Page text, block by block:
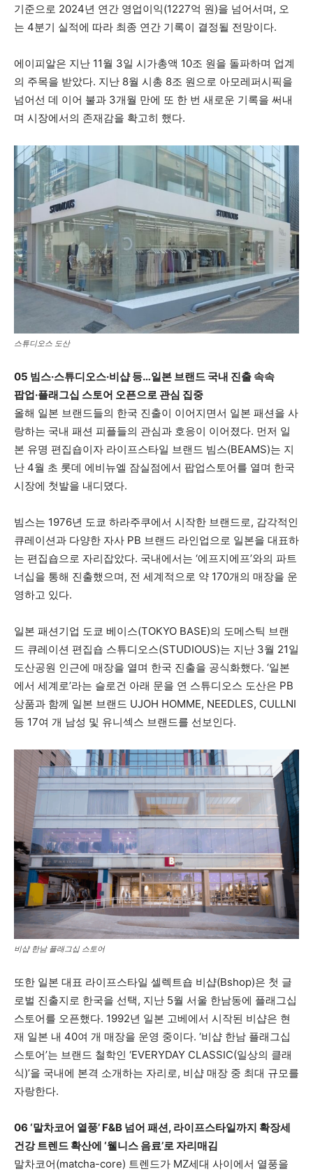
기준으로 2024년 연간 영업이익(1227억 원)을 넘어서며, 오
는 4분기 실적에 따라 최종 연간 기록이 결정될 전망이다.
에이피알은 지난 11월 3일 시가총액 10조 원을 돌파하며 업계
의 주목을 받았다. 지난 8월 시총 8조 원으로 아모레퍼시픽을
넘어선 데 이어 불과 3개월 만에 또 한 번 새로운 기록을 써내
며 시장에서의 존재감을 확고히 했다.
스튜디오스 도산
05 빔스·스튜디오스·비샵 등…일본 브랜드 국내 진출 속속
팝업·플래그십 스토어 오픈으로 관심 집중
올해 일본 브랜드들의 한국 진출이 이어지면서 일본 패션을 사
랑하는 국내 패션 피플들의 관심과 호응이 이어졌다. 먼저 일
본 유명 편집숍이자 라이프스타일 브랜드 빔스(BEAMS)는 지
난 4월 초 롯데 에비뉴엘 잠실점에서 팝업스토어를 열며 한국
시장에 첫발을 내디뎠다.
빔스는 1976년 도쿄 하라주쿠에서 시작한 브랜드로, 감각적인
큐레이션과 다양한 자사 PB 브랜드 라인업으로 일본을 대표하
는 편집숍으로 자리잡았다. 국내에서는 ‘에프지에프’와의 파트
너십을 통해 진출했으며, 전 세계적으로 약 170개의 매장을 운
영하고 있다.
일본 패션기업 도쿄 베이스(TOKYO BASE)의 도메스틱 브랜
드 큐레이션 편집숍 스튜디오스(STUDIOUS)는 지난 3월 21일
도산공원 인근에 매장을 열며 한국 진출을 공식화했다. ‘일본
에서 세계로’라는 슬로건 아래 문을 연 스튜디오스 도산은 PB
상품과 함께 일본 브랜드 UJOH HOMME, NEEDLES, CULLNI
등 17여 개 남성 및 유니섹스 브랜드를 선보인다.
비샵 한남 플래그십 스토어
또한 일본 대표 라이프스타일 셀렉트숍 비샵(Bshop)은 첫 글
로벌 진출지로 한국을 선택, 지난 5월 서울 한남동에 플래그십
스토어를 오픈했다. 1992년 일본 고베에서 시작된 비샵은 현
재 일본 내 40여 개 매장을 운영 중이다. ‘비샵 한남 플래그십
스토어’는 브랜드 철학인 ‘EVERYDAY CLASSIC(일상의 클래
식)’을 국내에 본격 소개하는 자리로, 비샵 매장 중 최대 규모를
자랑한다.
06 ‘말차코어 열풍’ F&B 넘어 패션, 라이프스타일까지 확장세
건강 트렌드 확산에 ‘웰니스 음료’로 자리매김
말차코어(matcha-core) 트렌드가 MZ세대 사이에서 열풍을